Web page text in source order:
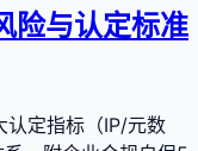
险与认定标准
认定指标（IP/元数